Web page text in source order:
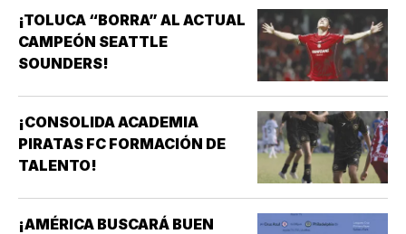
¡TOLUCA “BORRA” AL ACTUAL
CAMPEÓN SEATTLE
SOUNDERS!
¡CONSOLIDA ACADEMIA
PIRATAS FC FORMACIÓN DE
TALENTO!
¡AMÉRICA BUSCARÁ BUEN